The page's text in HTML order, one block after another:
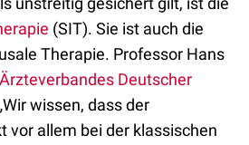
(SIT). Sie ist auch die
Therapie. Professor Hans
Ärzteverbandes Deutscher
wissen, dass der
vor allem bei der klassischen